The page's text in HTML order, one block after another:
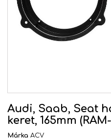
Audi, Saab, Seat
keret, 165mm
Márka ACV